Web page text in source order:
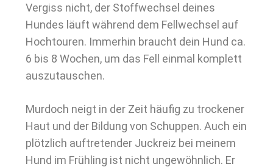
Vergiss nicht, der Stoffwechsel deines
Hundes läuft während dem Fellwechsel auf
Hochtouren. Immerhin braucht dein Hund ca.
6 bis 8 Wochen, um das Fell einmal komplett
auszutauschen.
Murdoch neigt in der Zeit häufig zu trockener
Haut und der Bildung von Schuppen. Auch ein
plötzlich auftretender Juckreiz bei meinem
Hund im Frühling ist nicht ungewöhnlich. Er